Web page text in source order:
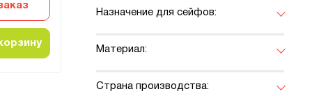
Назначение для сейфов:
Материал:
Страна производства: